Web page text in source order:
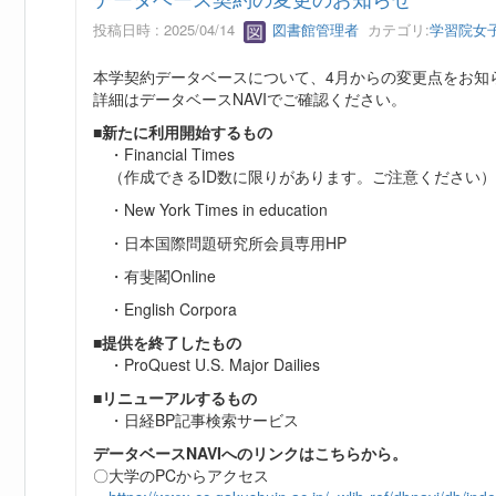
投稿日時 : 2025/04/14 図書館管理者 カテゴリ:学習院女
本学契約データベースについて、4月からの変更点をお知
詳細はデータベースNAVIでご確認ください。
■新たに利用開始するもの
・Financial Times
（作成できるID数に限りがあります。ご注意ください）
・New York Times in education
・日本国際問題研究所会員専用HP
・有斐閣Online
・English Corpora
■提供を終了したもの
・ProQuest U.S. Major Dailies
■リニューアルするもの
・日経BP記事検索サービス
データベースNAVIへのリンクはこちらから。
〇大学のPCからアクセス